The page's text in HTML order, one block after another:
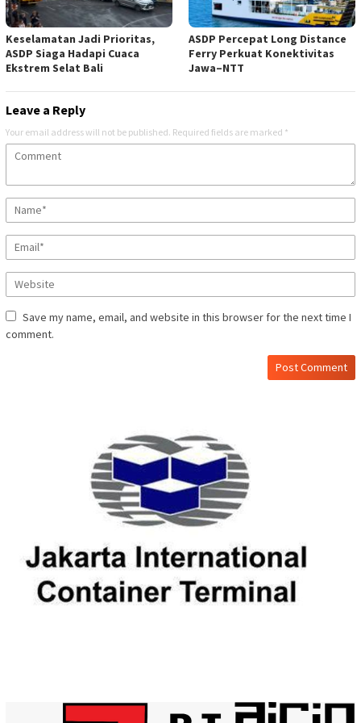
Keselamatan Jadi Prioritas,
ASDP Siaga Hadapi Cuaca
Ekstrem Selat Bali
ASDP Percepat Long Distance
Ferry Perkuat Konektivitas
Jawa–NTT
Leave a Reply
Your email address will not be published. Required fields are marked *
Save my name, email, and website in this browser for the next time I
comment.